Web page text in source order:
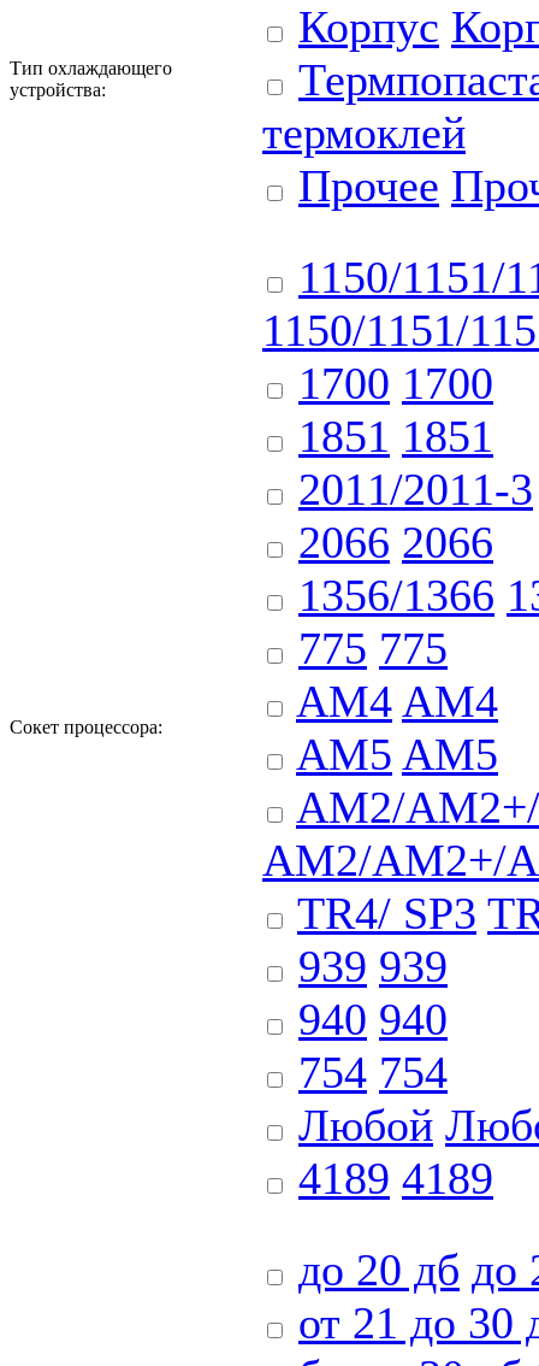
Тип охлаждающего
устройства:
Корпус
термоклей
Прочее
Сокет процессора:
1150/1151/
1150/1151/
1700 1700
1851 1851
2011/2011-3
2066 2066
1356/1366
775 775
AM4 AM4
AM5 AM5
AM2/
AM2/AM2+/
TR4/ SP3
939 939
940 940
754 754
Любой
4189 4189
до 20 дб до
от 21 до 30